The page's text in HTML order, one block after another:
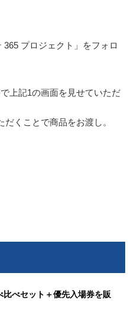
プロジェクト」をフォロ
上記1の画面を見せていただ
くことで商品をお渡し。
べセット＋優先入場券を販